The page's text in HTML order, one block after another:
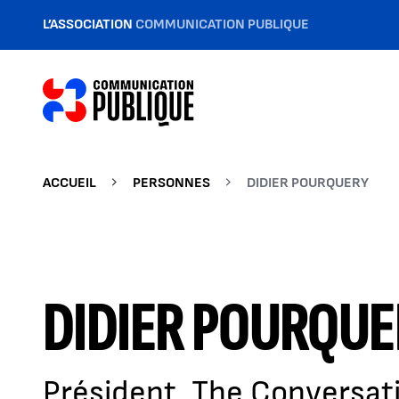
L’ASSOCIATION COMMUNICATION PUBLIQUE
ACCUEIL PERSONNES DIDIER POURQUERY
DIDIER